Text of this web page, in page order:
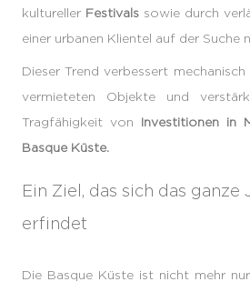
kultureller Festivals sowie durch
einer urbanen Klientel auf der Suche
Dieser Trend verbessert
vermieteten Objekte und
Tragfähigkeit von Investitionen in
Basque Küste.
Ein Ziel, das sich das ganze
erfindet
Die Basque Küste ist nicht mehr